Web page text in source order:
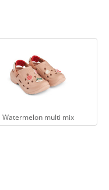
Watermelon multi mix
Watermelon
verfügbar.)